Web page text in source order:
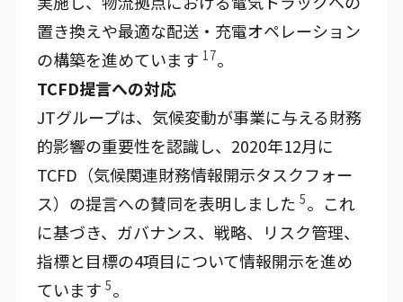
置き換えや最適な配送・充電オペレーション
の構築を進めています 17。
TCFD提言への対応
JTグループは、気候変動が事業に与える財務
的影響の重要性を認識し、2020年12月に
TCFD（気候関連財務情報開示タスクフォー
ス）の提言への賛同を表明しました 5。これ
に基づき、ガバナンス、戦略、リスク管理、
指標と目標の4項目について情報開示を進め
ています 5。